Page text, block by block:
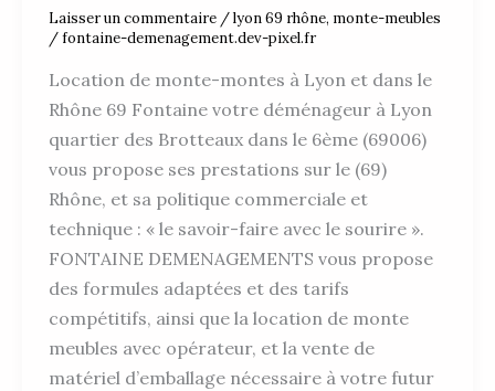
Laisser un commentaire /lyon 69 rhône, monte-meubles
/fontaine-demenagement.dev-pixel.fr
Location de monte-montes à Lyon et dans le
Rhône 69 Fontaine votre déménageur à Lyon
quartier des Brotteaux dans le 6ème (69006)
vous propose ses prestations sur le (69)
Rhône, et sa politique commerciale et
technique : « le savoir-faire avec le sourire ».
FONTAINE DEMENAGEMENTS vous propose
des formules adaptées et des tarifs
compétitifs, ainsi que la location de monte
meubles avec opérateur, et la vente de
matériel d’emballage nécessaire à votre futur